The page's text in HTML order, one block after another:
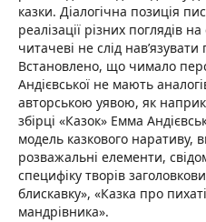
казки. Діалогічна позиція
реалізації різних поглядів
читачеві не слід нав’язувати
Встановлено, що чимало
Андієвської не мають
авторською уявою, як
збірці «Казок» Емма
модель казкового наративу,
розважальні елементи,
специфіку творів
блискавку», «Казка про
мандрівника».